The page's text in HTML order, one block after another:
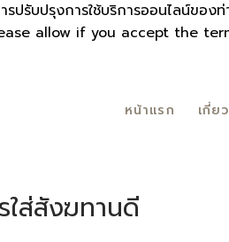
ารปรับปรุงการใช้บริการออนไลน์
allow if you accept the
หน้าแรก เกี่ย
ใส่สังฆทานดี